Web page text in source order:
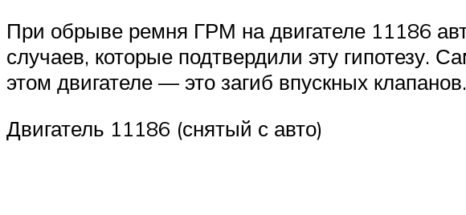
При обрыве ремня ГРМ на двигателе 11186
случаев, которые подтвердили эту
этом двигателе — это загиб впускных клапанов.
Двигатель 11186 (снятый с авто)